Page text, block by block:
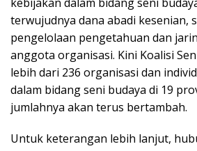
terwujudnya dana abadi kesenian,
pengelolaan pengetahuan dan
anggota organisasi. Kini Koalisi
lebih dari 236 organisasi dan
dalam bidang seni budaya di 19
jumlahnya akan terus bertambah.
Untuk keterangan lebih lanjut,